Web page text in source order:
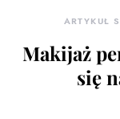
ARTYKUŁ
Makijaż
się